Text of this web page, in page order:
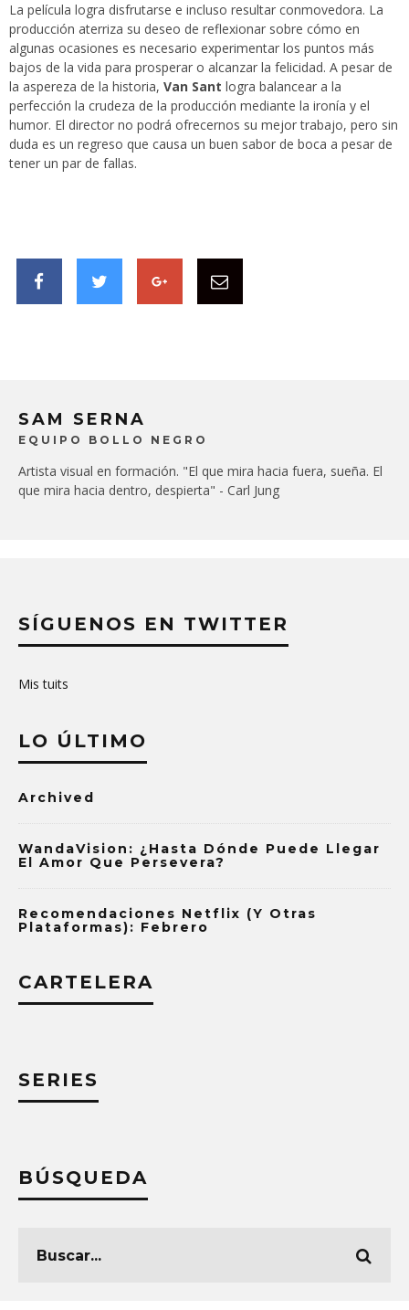
La película logra disfrutarse e incluso resultar conmovedora. La
producción aterriza su deseo de reflexionar sobre cómo en
algunas ocasiones es necesario experimentar los puntos más
bajos de la vida para prosperar o alcanzar la felicidad. A pesar de
la aspereza de la historia, Van Sant logra balancear a la
perfección la crudeza de la producción mediante la ironía y el
humor. El director no podrá ofrecernos su mejor trabajo, pero sin
duda es un regreso que causa un buen sabor de boca a pesar de
tener un par de fallas.
SAM SERNA
EQUIPO BOLLO NEGRO
Artista visual en formación. "El que mira hacia fuera, sueña. El
que mira hacia dentro, despierta" - Carl Jung
SÍGUENOS EN TWITTER
Mis tuits
LO ÚLTIMO
Archived
WandaVision: ¿Hasta Dónde Puede Llegar
El Amor Que Persevera?
Recomendaciones Netflix (y Otras
Plataformas): Febrero
CARTELERA
SERIES
BÚSQUEDA